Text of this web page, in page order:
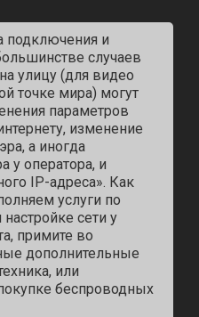
подключения и
случаев
улицу (для видео
точке мира) могут
параметров
изменение
а иногда
у оператора, и
IP-адреса». Как
услуги по
сети у
примите во
дополнительные
или
беспроводных